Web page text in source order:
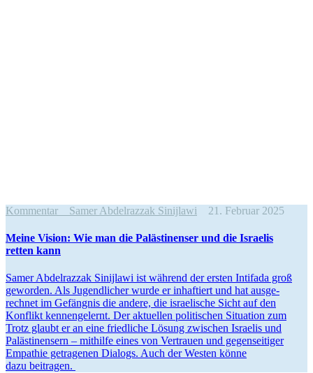
Kommentar Samer Abdelrazzak Sinijlawi 21. Februar 2025
Meine Vision: Wie man die Paläs­ti­nenser und die Israelis
retten kann
Samer Abdel­razzak Sinijlawi ist während der ersten Intifada groß
geworden. Als Jugend­licher wurde er inhaf­tiert und hat ausge­
rechnet im Gefängnis die andere, die israe­lische Sicht auf den
Konflikt kennen­ge­lernt. Der aktuellen politi­schen Situation zum
Trotz glaubt er an eine fried­liche Lösung zwischen Israelis und
Paläs­ti­nensern – mithilfe eines von Vertrauen und gegen­sei­tiger
Empathie getra­genen Dialogs. Auch der Westen könne
dazu beitragen.